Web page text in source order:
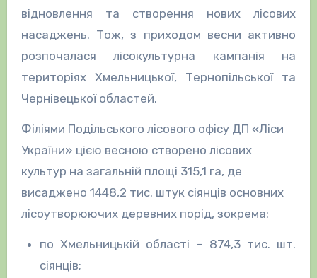
відновлення та створення нових лісових
насаджень. Тож, з приходом весни активно
розпочалася лісокультурна кампанія на
територіях Хмельницької, Тернопільської та
Чернівецької областей.
Філіями Подільського лісового офісу ДП «Ліси
України» цією весною створено лісових
культур на загальній площі 315,1 га, де
висаджено 1448,2 тис. штук сіянців основних
лісоутворюючих деревних порід, зокрема:
по Хмельницькій області – 874,3 тис. шт.
сіянців;